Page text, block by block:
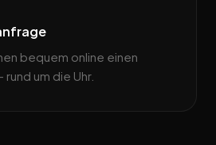
bequem online einen
um die Uhr.